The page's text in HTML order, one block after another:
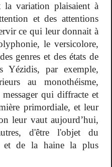
variation plaisaient à
et des attentions
ce qui leur donnait à
le versicolore,
genres et des états de
Yézidis, par exemple,
au monothéisme,
qui diffracte et
primordiale, et leur
leur vaut aujourd’hui,
d'être l'objet du
et de la haine la plus